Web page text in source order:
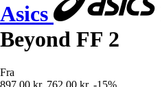
Asics
Beyond FF 2
Fra